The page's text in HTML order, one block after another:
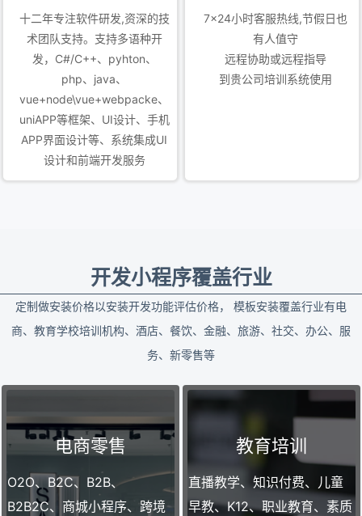
十二年专注软件研发,资深的技
术团队支持。支持多语种开
发，C#/C++、pyhton、
php、java、
vue+node\vue+webpacke、
uniAPP等框架、UI设计、手机
APP界面设计等、系统集成UI
设计和前端开发服务
7x24小时客服热线,节假日也
有人值守
远程协助或远程指导
到贵公司培训系统使用
开发小程序覆盖行业
定制做安装价格以安装开发功能评估价格， 模板安装覆盖行业有电
商、教育学校培训机构、酒店、餐饮、金融、旅游、社交、办公、服
务、新零售等
电商零售
O2O、B2C、B2B、
B2B2C、商城小程序、跨境
教育培训
直播教学、知识付费、儿童
早教、K12、职业教育、素质